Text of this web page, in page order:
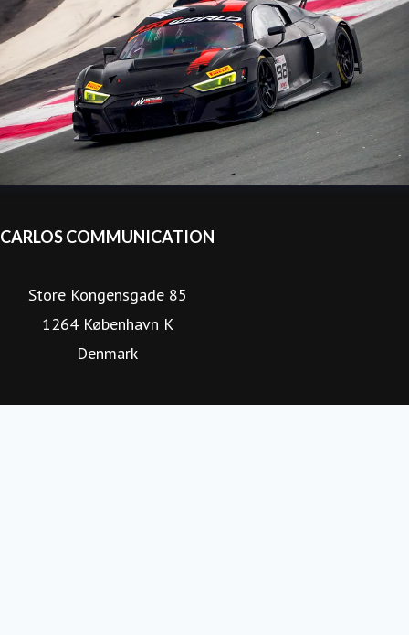
CARLOS COMMUNICATION
Store Kongensgade 85
1264 København K
Denmark